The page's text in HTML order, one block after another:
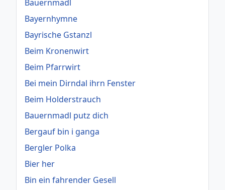
Bauernmadl
Bayernhymne
Bayrische Gstanzl
Beim Kronenwirt
Beim Pfarrwirt
Bei mein Dirndal ihrn Fenster
Beim Holderstrauch
Bauernmadl putz dich
Bergauf bin i ganga
Bergler Polka
Bier her
Bin ein fahrender Gesell